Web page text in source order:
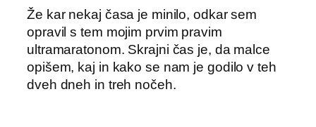
Že kar nekaj časa je minilo, odkar sem
opravil s tem mojim prvim pravim
ultramaratonom. Skrajni čas je, da malce
opišem, kaj in kako se nam je godilo v teh
dveh dneh in treh nočeh.